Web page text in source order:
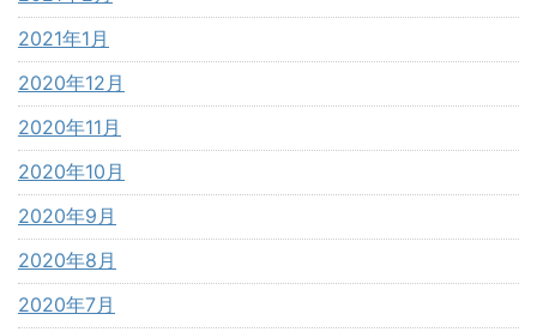
2021年1月
2020年12月
2020年11月
2020年10月
2020年9月
2020年8月
2020年7月